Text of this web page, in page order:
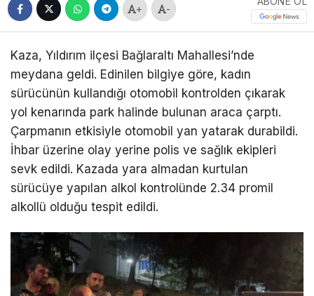
+ -
Kaza, Yıldırım ilçesi Bağlaraltı Mahallesi’nde
meydana geldi. Edinilen bilgiye göre, kadın
sürücünün kullandığı otomobil kontrolden çıkarak
yol kenarında park halinde bulunan araca çarptı.
Çarpmanın etkisiyle otomobil yan yatarak durabildi.
İhbar üzerine olay yerine polis ve sağlık ekipleri
sevk edildi. Kazada yara almadan kurtulan
sürücüye yapılan alkol kontrolünde 2.34 promil
alkollü olduğu tespit edildi.